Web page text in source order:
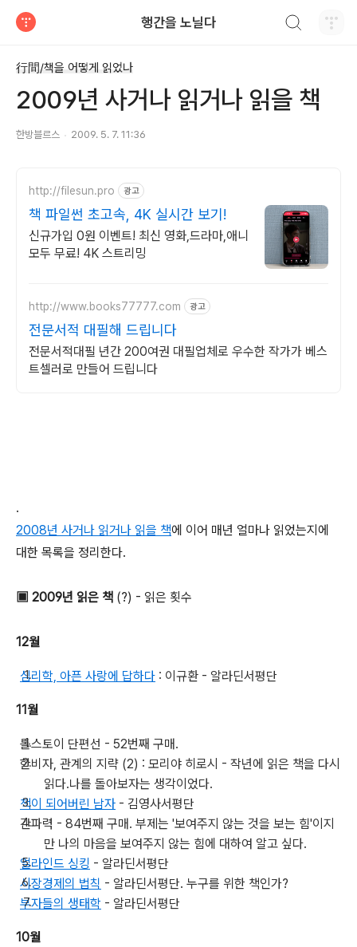
행간을 노닐다
行間/책을 어떻게 읽었나
2009년 사거나 읽거나 읽을 책
한방블르스 2009. 5. 7. 11:36
http://filesun.pro 광고
책 파일썬 초고속, 4K 실시간 보기!
신규가입 0원 이벤트! 최신 영화,드라마,애니
모두 무료! 4K 스트리밍
http://www.books77777.com 광고
전문서적 대필해 드립니다
전문서적대필 년간 200여권 대필업체로 우수한 작가가 베스
트셀러로 만들어 드립니다
.
2008년 사거나 읽거나 읽을 책에 이어 매년 얼마나 읽었는지에
대한 목록을 정리한다.
▣ 2009년 읽은 책 (?) - 읽은 횟수
12월
심리학, 아픈 사랑에 답하다 : 이규환 - 알라딘서평단
11월
톨스토이 단편선 - 52번째 구매.
한비자, 관계의 지략 (2) : 모리야 히로시 - 작년에 읽은 책을 다시
읽다.나를 돌아보자는 생각이었다.
책이 되어버린 남자 - 김영사서평단
간파력 - 84번째 구매. 부제는 '보여주지 않는 것을 보는 힘'이지
만 나의 마음을 보여주지 않는 힘에 대하여 알고 싶다.
얼라인드 싱킹 - 알라딘서평단
시장경제의 법칙 - 알라딘서평단. 누구를 위한 책인가?
부자들의 생태학 - 알라딘서평단
10월